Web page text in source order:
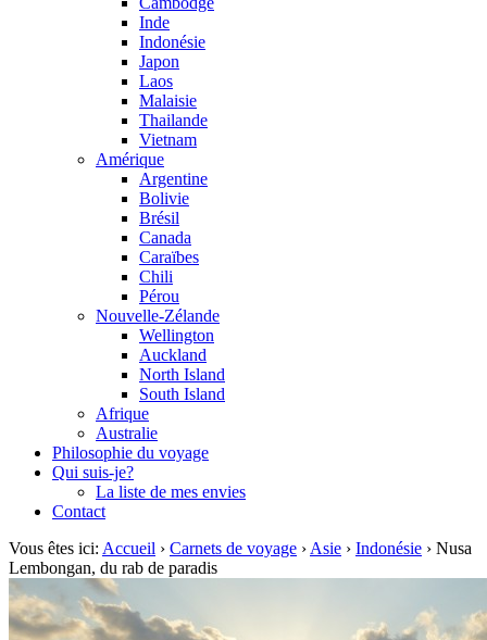
Inde
Indonésie
Japon
Laos
Malaisie
Thailande
Vietnam
Amérique
Argentine
Bolivie
Brésil
Canada
Caraïbes
Chili
Pérou
Nouvelle-Zélande
Wellington
Auckland
North Island
South Island
Afrique
Australie
Philosophie du voyage
Qui suis-je?
La liste de mes envies
Contact
Vous êtes ici: Accueil › Carnets de voyage › Asie › Indonésie › Nusa
Lembongan, du rab de paradis